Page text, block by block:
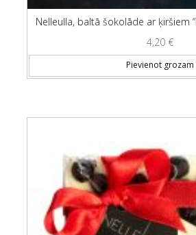
Nelleulla, baltā šokolāde ar ķiršiem
4,20 €
Pievienot grozam